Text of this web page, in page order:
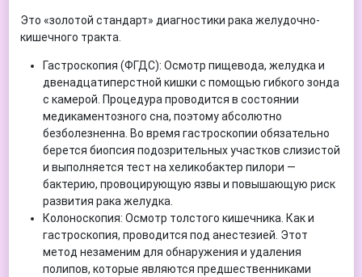
Это «золотой стандарт» диагностики рака желудочно-
кишечного тракта.
Гастроскопия (ФГДС): Осмотр пищевода, желудка и
двенадцатиперстной кишки с помощью гибкого зонда
с камерой. Процедура проводится в состоянии
медикаментозного сна, поэтому абсолютно
безболезненна. Во время гастроскопии обязательно
берется биопсия подозрительных участков слизистой
и выполняется тест на хеликобактер пилори —
бактерию, провоцирующую язвы и повышающую риск
развития рака желудка.
Колоноскопия: Осмотр толстого кишечника. Как и
гастроскопия, проводится под анестезией. Этот
метод незаменим для обнаружения и удаления
полипов, которые являются предшественниками